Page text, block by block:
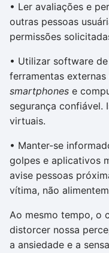
• Ler avaliações e
outras pessoas
permissões
• Utilizar software
ferramentas
smartphones e
segurança confiável.
virtuais.
• Manter-se
golpes e aplicativos
avise pessoas
vítima, não
Ao mesmo tempo, o
distorcer nossa
a ansiedade e a